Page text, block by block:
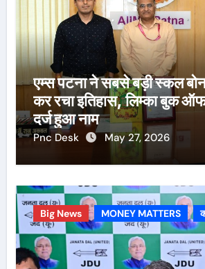
एम्स पटना ने सबसे बड़ी स्कल
कर रचा इतिहास, लिम्का बुक ऑफ
दर्ज हुआ नाम
Pnc Desk May 27, 2026
Big News MONEY MATTERS